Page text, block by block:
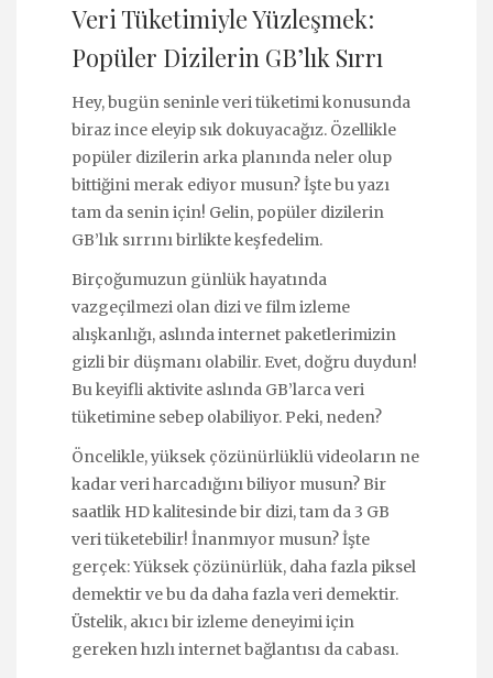
Veri Tüketimiyle Yüzleşmek:
Popüler Dizilerin GB’lık Sırrı
Hey, bugün seninle veri tüketimi konusunda
biraz ince eleyip sık dokuyacağız. Özellikle
popüler dizilerin arka planında neler olup
bittiğini merak ediyor musun? İşte bu yazı
tam da senin için! Gelin, popüler dizilerin
GB’lık sırrını birlikte keşfedelim.
Birçoğumuzun günlük hayatında
vazgeçilmezi olan dizi ve film izleme
alışkanlığı, aslında internet paketlerimizin
gizli bir düşmanı olabilir. Evet, doğru duydun!
Bu keyifli aktivite aslında GB’larca veri
tüketimine sebep olabiliyor. Peki, neden?
Öncelikle, yüksek çözünürlüklü videoların ne
kadar veri harcadığını biliyor musun? Bir
saatlik HD kalitesinde bir dizi, tam da 3 GB
veri tüketebilir! İnanmıyor musun? İşte
gerçek: Yüksek çözünürlük, daha fazla piksel
demektir ve bu da daha fazla veri demektir.
Üstelik, akıcı bir izleme deneyimi için
gereken hızlı internet bağlantısı da cabası.